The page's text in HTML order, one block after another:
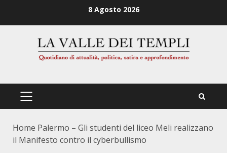
8 Agosto 2026
PRIMÄRES
Home Palermo – Gli studenti del liceo Meli realizzano
il Manifesto contro il cyberbullismo